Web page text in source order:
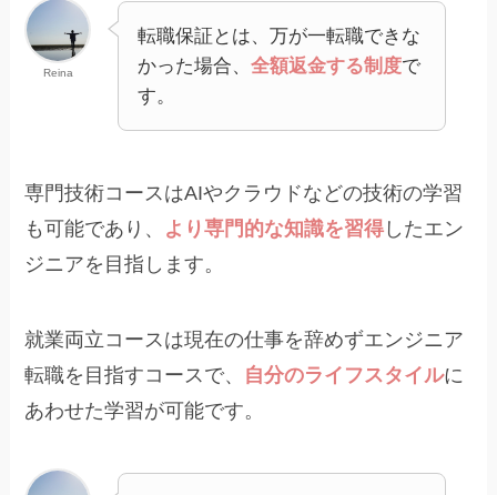
Reina
転職保証とは、万が一転職できな
かった場合、全額返金する制度で
す。
専門技術コースはAIやクラウドなどの技術の学習
も可能であり、 より専門的な知識を習得 したエン
ジニアを目指します。
就業両立コースは現在の仕事を辞めずエンジニア
転職を目指すコースで、 自分のライフスタイルに
あわせた学習が可能です。